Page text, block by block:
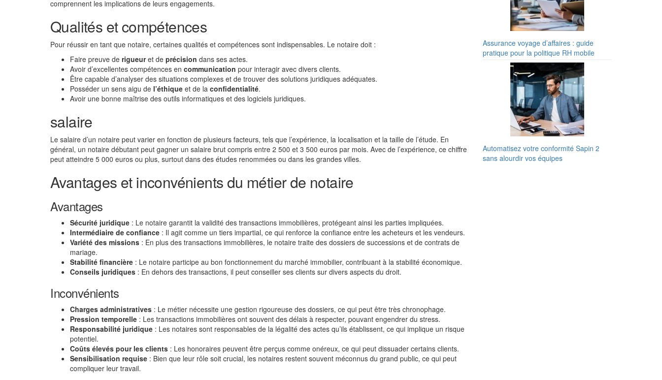
comprennent les implications de leurs engagements.
Qualités et compétences
Pour réussir en tant que notaire, certaines qualités et compétences sont indispensables. Le notaire doit :
Faire preuve de rigueuret de précision dans ses actes.
Avoir d’excellentes compétences en communication pour interagir avec divers clients.
Être capable d’analyser des situations complexes et de trouver des solutions juridiques adéquates.
Posséder un sens aigu de l’éthique et de la confidentialité.
Avoir une bonne maîtrise des outils informatiques et des logiciels juridiques.
salaire
Le salaire d’un notaire peut varier en fonction de plusieurs facteurs, tels que l’expérience, la localisation et la taille de l’étude. En
général, un notaire débutant peut gagner un salaire brut compris entre 2 500 et 3 500 euros par mois. Avec de l’expérience, ce chiffre
peut atteindre 5 000 euros ou plus, surtout dans des études renommées ou dans les grandes villes.
Avantages et inconvénients du métier de notaire
Avantages
Sécurité juridique : Le notaire garantit la validité des transactions immobilières, protégeant ainsi les parties impliquées.
Intermédiaire de confiance : Il agit comme un tiers impartial, ce qui renforce la confiance entre les acheteurs et les vendeurs.
Variété des missions : En plus des transactions immobilières, le notaire traite des dossiers de successions et de contrats de
mariage.
Stabilité financière : Le notaire participe au bon fonctionnement du marché immobilier, contribuant à la stabilité économique.
Conseils juridiques : En dehors des transactions, il peut conseiller ses clients sur divers aspects du droit.
Inconvénients
Charges administratives : Le métier nécessite une gestion rigoureuse des dossiers, ce qui peut être très chronophage.
Pression temporelle : Les transactions immobilières ont souvent des délais à respecter, pouvant engendrer du stress.
Responsabilité juridique : Les notaires sont responsables de la légalité des actes qu’ils établissent, ce qui implique un risque
potentiel.
Coûts élevés pour les clients : Les honoraires peuvent être perçus comme onéreux, ce qui peut dissuader certains clients.
Sensibilisation requise : Bien que leur rôle soit crucial, les notaires restent souvent méconnus du grand public, ce qui peut
compliquer leur travail.
Assurance voyage d’affaires : guide
pratique pour la politique RH mobile
Automatisez votre conformité Sapin 2
sans alourdir vos équipes